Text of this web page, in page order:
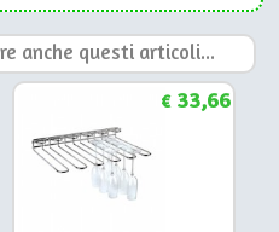
anche questi articoli...
€33,66